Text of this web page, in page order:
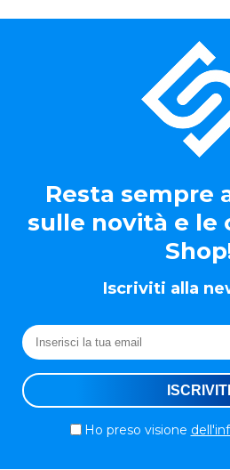
Resta sempre
sulle novità e le
Iscriviti alla
Ho preso visione